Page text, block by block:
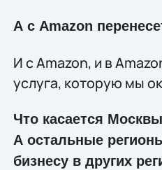
А с Amazon
И с Amazon, и в
услуга, которую мы
Что касается
А остальные
бизнесу в других